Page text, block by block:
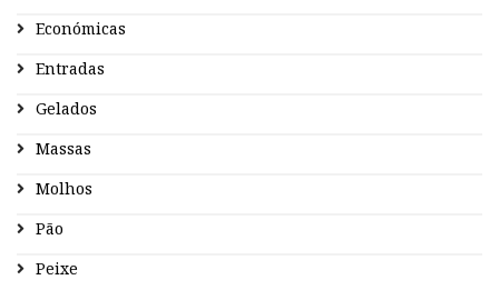
Económicas
Entradas
Gelados
Massas
Molhos
Pão
Peixe